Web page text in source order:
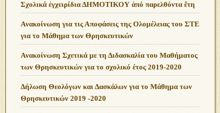
Σχολικά ἐγχειρίδια ΔΗΜΟΤΙΚΟΥ ἀπό παρελθόντα ἔτη
Ανακοίνωση για τις Αποφάσεις της Ολομέλειας του ΣΤΕ
για το Μάθημα των Θρησκευτικών
Ανακοίνωση Σχετικά με τη Διδασκαλία του Μαθήματος
των Θρησκευτικών για το σχολικό έτος 2019-2020
Δήλωση Θεολόγων και Δασκάλων για το Μάθημα των
Θρησκευτικών 2019 -2020